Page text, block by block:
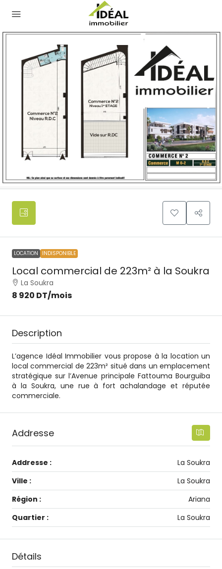
LOCATION INDISPONIBLE
Local commercial de 223m² à la Soukra
La Soukra
8 920 DT/mois
Description
L’agence Idéal Immobilier vous propose à la location un
local commercial de 223m² situé dans un emplacement
stratégique sur l’Avenue principale Fattouma Bourguiba
à la Soukra, une rue à fort achalandage et réputée
commerciale.
Addresse
Addresse :
La Soukra
Ville :
La Soukra
Région :
Ariana
Quartier :
La Soukra
Détails